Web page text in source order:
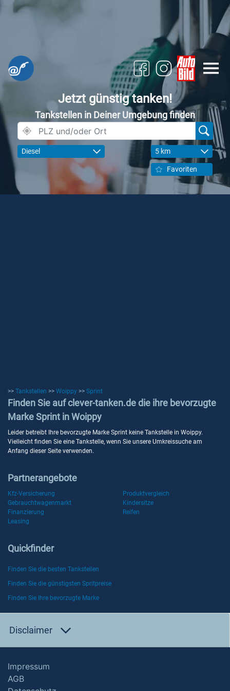
Jetzt günstig tanken!
Tankstellen in Deiner Umgebung finden
Diesel 5 km
Favoriten
>> Tankstellen >> Woippy >> Sprint
Finden Sie auf clever-tanken.de die ihre bevorzugte
Marke Sprint in Woippy
Leider betreibt Ihre bevorzugte Marke Sprint keine Tankstelle in Woippy.
Vielleicht finden Sie eine Tankstelle, wenn Sie unsere Umkreissuche am
Anfang dieser Seite verwenden.
Partnerangebote
Kfz-Versicherung
Produktvergleich
Gebrauchtwagenmarkt
Kindersitze
Finanzierung
Reifen
Leasing
Quickfinder
Finden Sie die besten Tankstellen
Finden Sie die günstigsten Spritpreise
Finden Sie Ihre bevorzugte Marke
Disclaimer
Impressum
AGB